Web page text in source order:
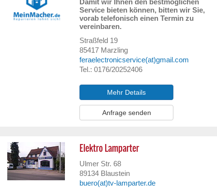
Damit wir Ihnen den bestmöglichen
Service bieten können, bitten wir Sie,
vorab telefonisch einen Termin zu
vereinbaren.
Straßfeld 19
85417 Marzling
feraelectronicservice(at)gmail.com
Tel.: 0176/20252406
Mehr Details
Anfrage senden
Elektro Lamparter
Ulmer Str. 68
89134 Blaustein
buero(at)tv-lamparter.de